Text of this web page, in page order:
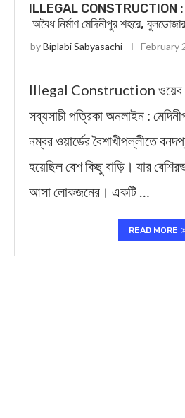
ILLEGAL CONSTRUCTION :
অবৈধ নির্মাণ মেদিনীপুর শহরে,
byBiplabi Sabyasachi February
Illegal Construction ওয়েব
সব্যসাচী পত্রিকা অনলাইন :
নম্বর ওয়ার্ডের বৈশাখীপল্লীতে
হয়েছিল বেশ কিছু বাড়ি। যার
আসা লোকজনের। একটি …
READ MORE